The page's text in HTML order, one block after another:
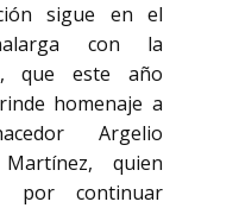
sigue en el
con la
que este año
homenaje a
Argelio
quien
por continuar